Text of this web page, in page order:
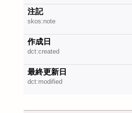
注記
skos:note
作成日
dct:created
最終更新日
dct:modified